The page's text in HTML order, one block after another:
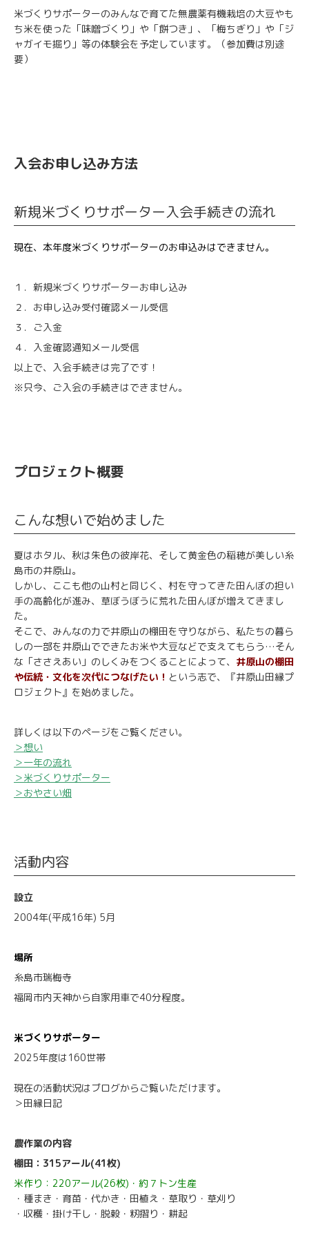
米づくりサポーターのみんなで育てた無農薬有機栽培の大豆やも
ち米を使った「味噌づくり」や「餅つき」、「梅ちぎり」や「ジ
ャガイモ掘り」等の体験会を予定しています。（参加費は別途
要）
入会お申し込み方法
新規米づくりサポーター入会手続きの流れ
現在、本年度米づくりサポーターのお申込みはできません。
１．新規米づくりサポーターお申し込み
２．お申し込み受付確認メール受信
３．ご入金
４．入金確認通知メール受信
以上で、入会手続きは完了です！
※只今、ご入会の手続きはできません。
プロジェクト概要
こんな想いで始めました
夏はホタル、秋は朱色の彼岸花、そして黄金色の稲穂が美しい糸
島市の井原山。
しかし、ここも他の山村と同じく、村を守ってきた田んぼの担い
手の高齢化が進み、草ぼうぼうに荒れた田んぼが増えてきまし
た。
そこで、みんなの力で井原山の棚田を守りながら、私たちの暮ら
しの一部を井原山でできたお米や大豆などで支えてもらう…そん
な「ささえあい」のしくみをつくることによって、 井原山の棚田
や伝統・文化を次代につなげたい！ という志で、『井原山田縁プ
ロジェクト』を始めました。
詳しくは以下のページをご覧ください。
＞想い
＞一年の流れ
＞米づくりサポーター
＞おやさい畑
活動内容
設立
2004年(平成16年) 5月
場所
糸島市瑞梅寺
福岡市内天神から自家用車で40分程度。
米づくりサポーター
2025年度は160世帯
現在の活動状況はブログからご覧いただけます。
＞田縁日記
農作業の内容
棚田：315アール(41枚)
米作り：220アール(26枚)・約７トン生産
・種まき・育苗・代かき・田植え・草取り・草刈り
・収穫・掛け干し・脱穀・籾摺り・耕起